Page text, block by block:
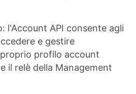
l'Account API consente agli
e gestire
profilo account
il relè della Management